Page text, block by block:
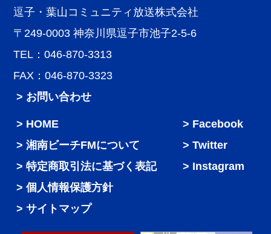
逗子・葉山コミュニティ放送株式会社
〒249-0003 神奈川県逗子市池子2-5-6
TEL：046-870-3313
FAX：046-870-3323
> お問い合わせ
HOME
湘南ビーチFMについて
特定商取引法に基づく表記
個人情報保護方針
サイトマップ
Facebook
Twitter
Instagram